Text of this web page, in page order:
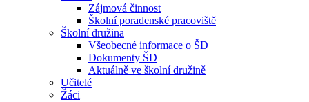
Zájmová činnost
Školní poradenské pracoviště
Školní družina
Všeobecné informace o ŠD
Dokumenty ŠD
Aktuálně ve školní družině
Učitelé
Žáci